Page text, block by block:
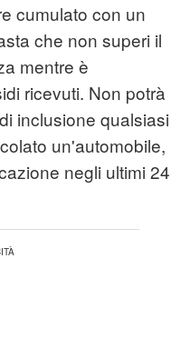
cumulato con un
che non superi il
mentre è
ricevuti. Non potrà
inclusione qualsiasi
un'automobile,
negli ultimi 24